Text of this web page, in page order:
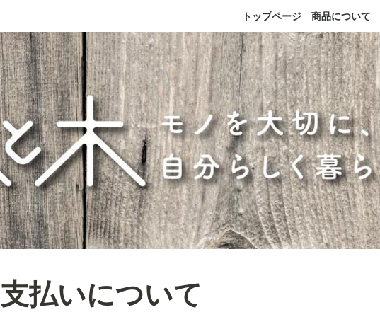
トップページ 商品について
払いについて